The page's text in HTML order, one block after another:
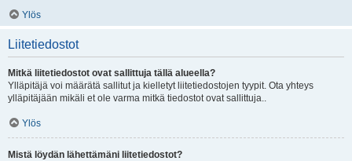
Ylös
Liitetiedostot
Mitkä liitetiedostot ovat sallittuja tällä alueella?
Ylläpitäjä voi määrätä sallitut ja kielletyt liitetiedostojen tyypit. Ota yhteys
ylläpitäjään mikäli et ole varma mitkä tiedostot ovat sallittuja..
Ylös
Mistä löydän lähettämäni liitetiedostot?